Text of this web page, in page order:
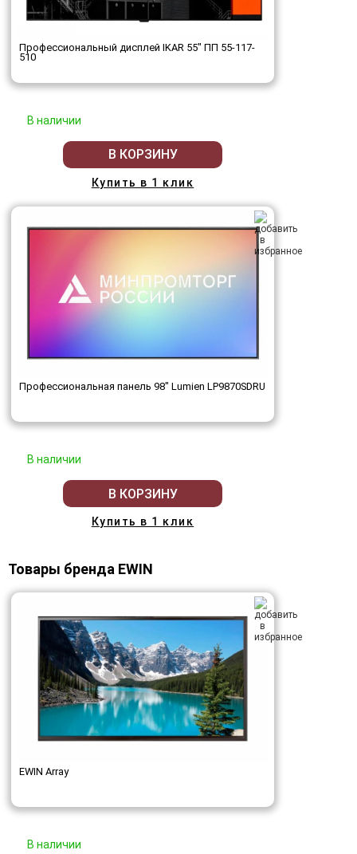
Профессиональный дисплей IKAR 55" ПП 55-117-
510
В наличии
В КОРЗИНУ
Купить в 1 клик
Профессиональная панель 98" Lumien LP9870SDRU
В наличии
В КОРЗИНУ
Купить в 1 клик
Товары бренда EWIN
EWIN Array
В наличии